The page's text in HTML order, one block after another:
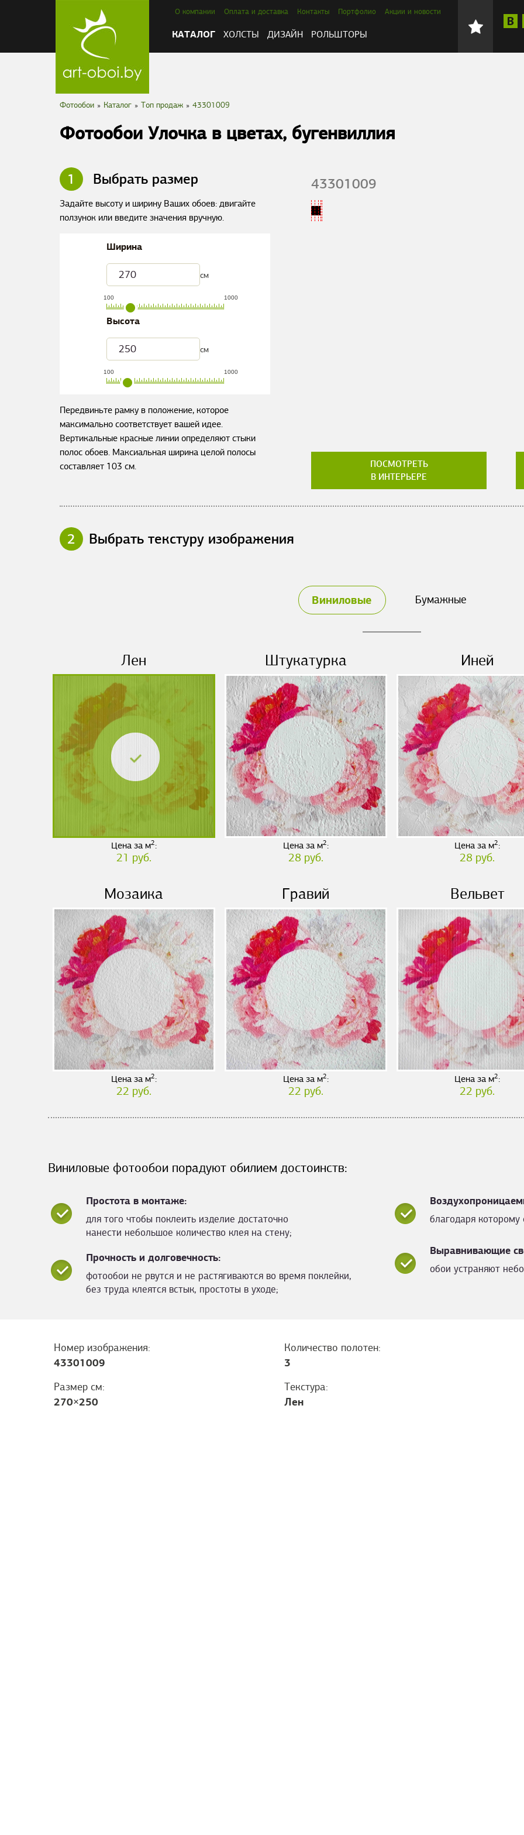
О компании Оплата и доставка Контакты Портфолио Акции и новости
КАТАЛОГ ХОЛСТЫ ДИЗАЙН РОЛЬШТОРЫ
Фотообои » Каталог » Tоп продаж » 43301009
Фотообои Улочка в цветах, бугенвиллия
1 Выбрать размер
Задайте высоту и ширину Ваших обоев: двигайте
ползунок или введите значения вручную.
Ширина
см
100 1000
Высота
см
100 1000
Передвиньте рамку в положение, которое
максимально соответствует вашей идее.
Вертикальные красные линии определяют стыки
полос обоев. Максиальная ширина целой полосы
составляет 103 см.
43301009
ПОСМОТРЕТЬ
В ИНТЕРЬЕРЕ
2 Выбрать текстуру изображения
Виниловые Бумажные
Лен
Цена за м2:
21 руб.
Штукатурка
Цена за м2:
28 руб.
Иней
Цена за м2:
28 руб.
Мозаика
Цена за м2:
22 руб.
Гравий
Цена за м2:
22 руб.
Вельвет
Цена за м2:
22 руб.
Виниловые фотообои порадуют обилием достоинств:
Простота в монтаже:
для того чтобы поклеить изделие достаточно
нанести небольшое количество клея на стену;
благодаря
Выравнивающие
обои устраняют
Прочность и долговечность:
фотообои не рвутся и не растягиваются во время поклейки,
без труда клеятся встык, простоты в уходе;
Номер изображения:
43301009
Количество полотен:
3
Размер см:
270×250
Текстура:
Лен